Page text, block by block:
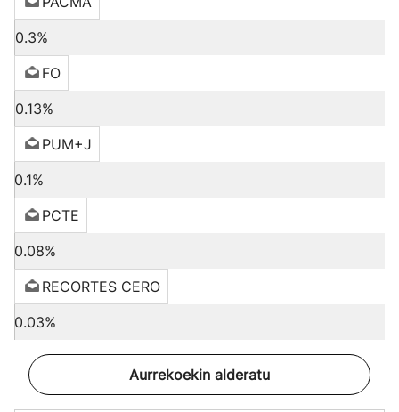
0.3%
FO
0.13%
PUM+J
0.1%
PCTE
0.08%
RECORTES CERO
0.03%
Aurrekoekin alderatu